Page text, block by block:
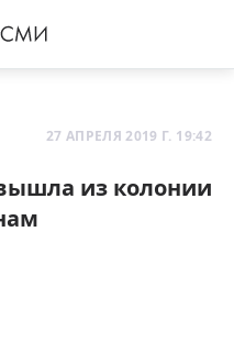
27 АПРЕЛЯ 2019 Г. 19:42
из колонии